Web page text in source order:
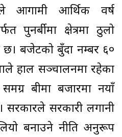
आगामी आर्थिक वर्ष
पुनर्बीमा क्षेत्रमा ठुलो
छ। बजेटको बुँदा नम्बर ६०
हाल सञ्चालनमा रहेका
बीमा बजारमा नयाँ
सरकारले सरकारी लगानी
बनाउने नीति अनुरूप